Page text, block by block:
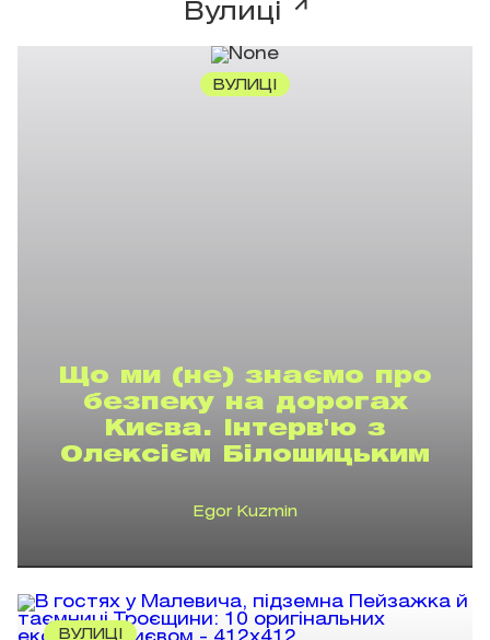
Вулиці
ВУЛИЦІ
Що ми (не) знаємо про
безпеку на дорогах
Києва. Інтерв'ю з
Олексієм Білошицьким
Egor Kuzmin
ВУЛИЦІ